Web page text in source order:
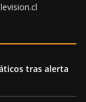
tras alerta